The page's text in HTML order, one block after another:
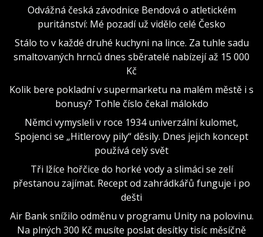
Odvážná česká závodnice Bendová o atletickém
puritánství: Mé pozadí už vidělo celé Česko
Stálo to v každé druhé kuchyni na lince. Za tuhle sadu
smaltovaných hrnců dnes sběratelé nabízejí až 15 000
Kč
Kolik bere pokladní v supermarketu na malém městě i s
bonusy? Tohle číslo čekal málokdo
Němci vymysleli v roce 1934 univerzální kulomet,
Spojenci se „Hitlerovy pily“ děsily. Dnes jejich koncept
používá celý svět
Tři lžíce hořčice do horké vody a slimáci se zelí
přestanou zajímat. Recept od zahrádkářů funguje i po
dešti
Air Bank snížilo odměnu v programu Unity na polovinu.
Na plných 300 Kč musíte poslat desítky tisíc měsíčně